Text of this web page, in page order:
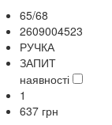
65/68
2609004523
РУЧКА
ЗАПИТ
наявності
1
637 грн